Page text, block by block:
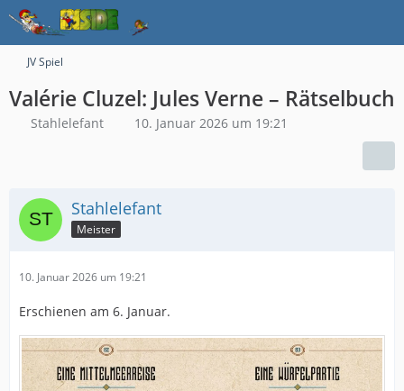
JV Spiel
Valérie Cluzel: Jules Verne – Rätselbuch
Stahlelefant 10. Januar 2026 um 19:21
Stahlelefant
Meister
10. Januar 2026 um 19:21
Erschienen am 6. Januar.